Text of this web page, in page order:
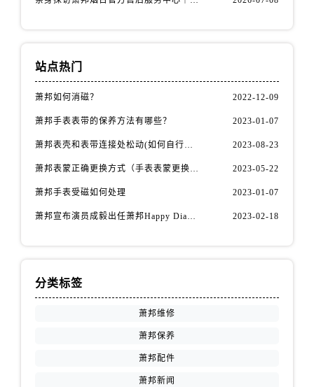
站点热门
萧邦如何消磁？ 2022-12-09
萧邦手表表带的保养方法有哪些？ 2023-01-07
萧邦表壳和表带连接处松动(如何自行修复) 2023-08-23
萧邦表蒙正确更换方式（手表表蒙更换知识） 2023-05-22
萧邦手表受磁如何处理 2023-01-07
萧邦宣布演员成毅出任萧邦Happy Diamonds系列品牌大使 2023-02-18
分类标签
萧邦维修
萧邦保养
萧邦配件
萧邦新闻